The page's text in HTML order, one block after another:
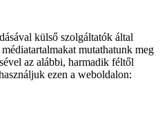
külső szolgáltatók által
mutathatunk meg
az alábbi, harmadik féltől
ezen a weboldalon: